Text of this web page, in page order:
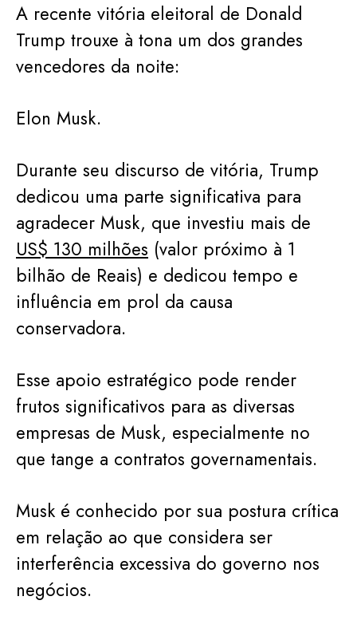
A recente vitória eleitoral de Donald
Trump trouxe à tona um dos grandes
vencedores da noite:
Elon Musk.
Durante seu discurso de vitória, Trump
dedicou uma parte significativa para
agradecer Musk, que investiu mais de
US$ 130 milhões (valor próximo à 1
bilhão de Reais) e dedicou tempo e
influência em prol da causa
conservadora.
Esse apoio estratégico pode render
frutos significativos para as diversas
empresas de Musk, especialmente no
que tange a contratos governamentais.
Musk é conhecido por sua postura crítica
em relação ao que considera ser
interferência excessiva do governo nos
negócios.